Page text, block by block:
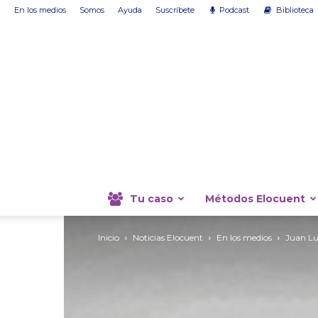
En los medios Somos Ayuda Suscríbete Podcast Biblioteca
Tu caso Métodos Elocuent
Inicio Noticias Elocuent En los medios Juan